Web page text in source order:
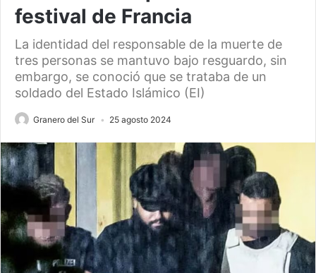
festival de Francia
La identidad del responsable de la muerte de
tres personas se mantuvo bajo resguardo, sin
embargo, se conoció que se trataba de un
soldado del Estado Islámico (EI)
Granero del Sur 25 agosto 2024